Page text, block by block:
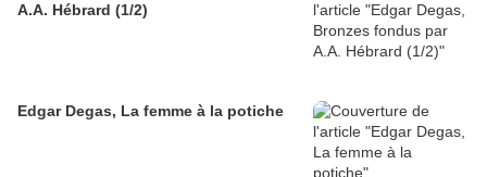
A.A. Hébrard (1/2)
Edgar Degas, La femme à la potiche